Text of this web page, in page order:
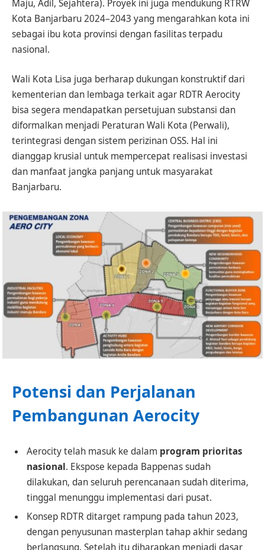
Maju, Adil, Sejahtera). Proyek ini juga mendukung RTRW
Kota Banjarbaru 2024–2043 yang mengarahkan kota ini
sebagai ibu kota provinsi dengan fasilitas terpadu
nasional.
Wali Kota Lisa juga berharap dukungan konstruktif dari
kementerian dan lembaga terkait agar RDTR Aerocity
bisa segera mendapatkan persetujuan substansi dan
diformalkan menjadi Peraturan Wali Kota (Perwali),
terintegrasi dengan sistem perizinan OSS. Hal ini
dianggap krusial untuk mempercepat realisasi investasi
dan manfaat jangka panjang untuk masyarakat
Banjarbaru.
Potensi dan Perjalanan
Pembangunan Aerocity
Aerocity telah masuk ke dalam program prioritas
nasional. Ekspose kepada Bappenas sudah
dilakukan, dan seluruh perencanaan sudah diterima,
tinggal menunggu implementasi dari pusat.
Konsep RDTR ditarget rampung pada tahun 2023,
dengan penyusunan masterplan tahap akhir sedang